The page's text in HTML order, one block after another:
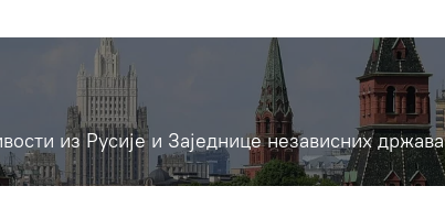
из Русије и Заједнице независних држава